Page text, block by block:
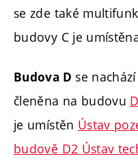
se zde také
budovy C je
Budova D se
členěna na budovu
je umístěn Ústav
budově D2 Ústav